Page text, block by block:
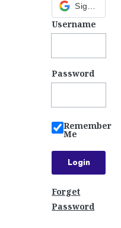
Username
Password
Remember
Me
Forget
Password